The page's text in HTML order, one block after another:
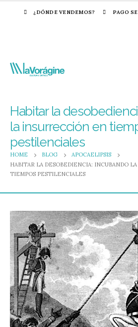
¿DÓNDE VENDEMOS? PAGO
Habitar la
la insurrección en
pestilenciales
HOME BLOG
APOCAELIPSIS
HABITAR LA DESOBEDIENCIA: INCUBANDO
TIEMPOS PESTILENCIALES